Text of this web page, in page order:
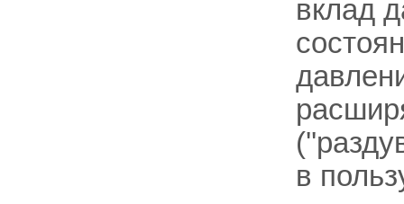
вклад
в